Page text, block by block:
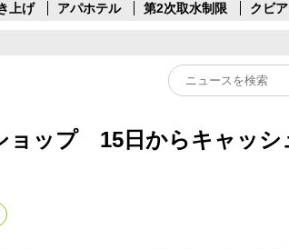
上げ アパホテル 第2次取水制限 クビ
ョップ 15日からキャッシ